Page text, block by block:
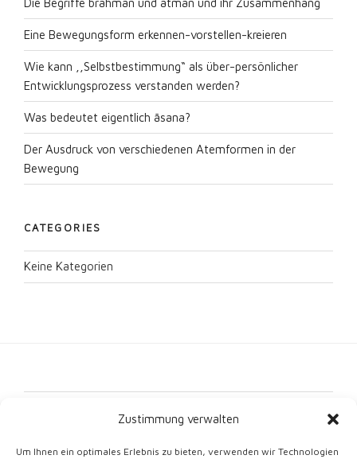
Zustimmung verwalten
Um Ihnen ein optimales Erlebnis zu bieten, verwenden wir Technologien
Eine Bewegungsform erkennen-vorstellen-kreieren
Wie kann ,,Selbstbestimmung“ als über-persönlicher
Entwicklungsprozess verstanden werden?
Was bedeutet eigentlich āsana?
Der Ausdruck von verschiedenen Atemformen in der
Bewegung
CATEGORIES
Keine Kategorien